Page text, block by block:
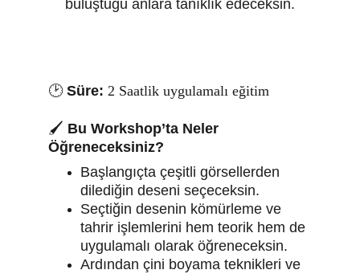
buluştuğu anlara tanıklık edeceksin.
🕑 Süre: 2 Saatlik uygulamalı eğitim
🖌️ Bu Workshop’ta Neler
Öğreneceksiniz?
Başlangıçta çeşitli görsellerden
dilediğin deseni seçeceksin.
Seçtiğin desenin kömürleme ve
tahrir işlemlerini hem teorik hem de
uygulamalı olarak öğreneceksin.
Ardından çini boyama teknikleri ve